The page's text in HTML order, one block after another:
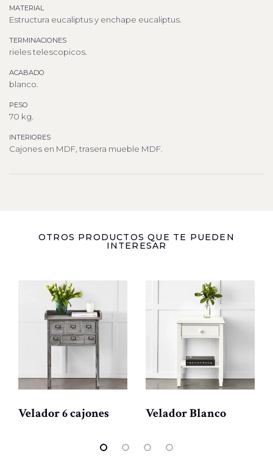
MATERIAL
Estructura eucaliptus y enchape eucaliptus.
TERMINACIONES
rieles telescopicos.
ACABADO
blanco.
PESO
70 kg.
INTERIORES
Cajones en MDF, trasera mueble MDF.
OTROS PRODUCTOS QUE TE PUEDEN
INTERESAR
Velador 6 cajones Velador Blanco